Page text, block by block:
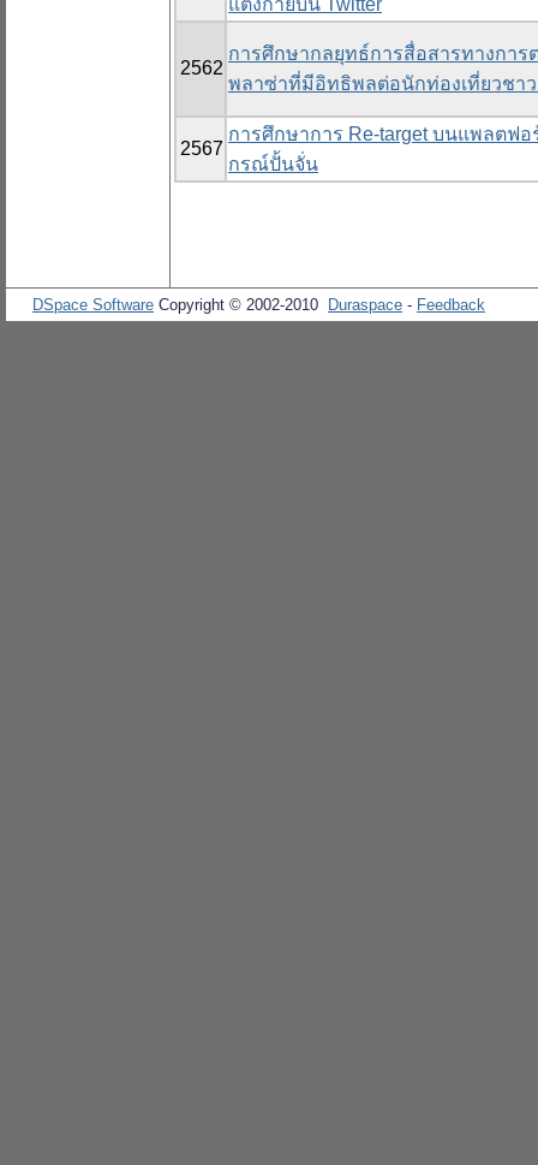
แต่งกายบน Twitter
2562
การศึกษากลยุทธ์การสื่อสารทางกา
พลาซ่าที่มีอิทธิพลต่อนักท่องเที่ยวชาว
2567
การศึกษาการ Re-target บนแพลตฟ
กรณ์ปั้นจั่น
DSpace Software Copyright © 2002-2010 Duraspace - Feedback